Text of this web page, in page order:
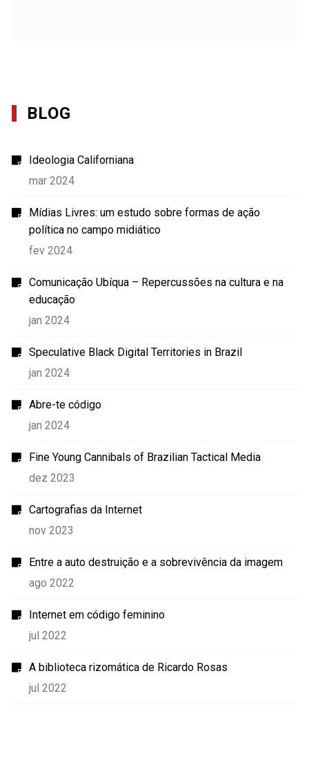
BLOG
Ideologia Californiana
mar 2024
Mídias Livres: um estudo sobre formas de ação
política no campo midiático
fev 2024
Comunicação Ubíqua – Repercussões na cultura e na
educação
jan 2024
Speculative Black Digital Territories in Brazil
jan 2024
Abre-te código
jan 2024
Fine Young Cannibals of Brazilian Tactical Media
dez 2023
Cartografias da Internet
nov 2023
Entre a auto destruição e a sobrevivência da imagem
ago 2022
Internet em código feminino
jul 2022
A biblioteca rizomática de Ricardo Rosas
jul 2022